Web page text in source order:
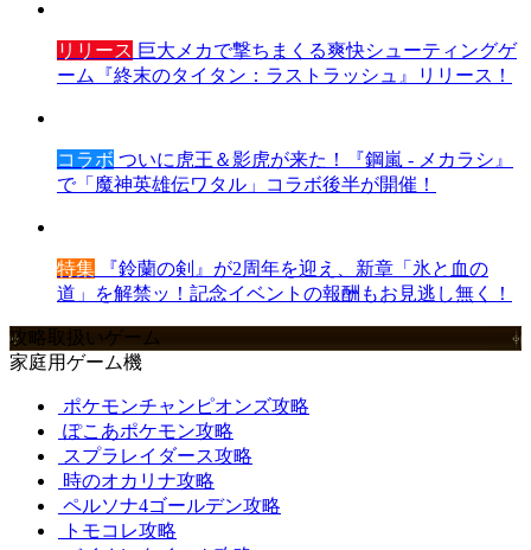
リリース 巨大メカで撃ちまくる爽快シューティングゲ
ーム『終末のタイタン：ラストラッシュ』リリース！
コラボ ついに虎王＆影虎が来た！『鋼嵐 - メカラシ』
で「魔神英雄伝ワタル」コラボ後半が開催！
特集 『鈴蘭の剣』が2周年を迎え、新章「氷と血の
道」を解禁ッ！記念イベントの報酬もお見逃し無く！
攻略取扱いゲーム
家庭用ゲーム機
ポケモンチャンピオンズ攻略
ぽこあポケモン攻略
スプラレイダース攻略
時のオカリナ攻略
ペルソナ4ゴールデン攻略
トモコレ攻略